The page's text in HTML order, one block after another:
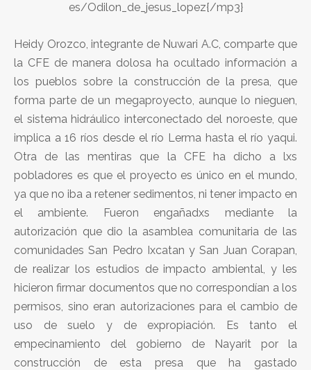
es/Odilon_de_jesus_lopez{/mp3}
Heidy Orozco, integrante de Nuwari A.C, comparte que
la CFE de manera dolosa ha ocultado información a
los pueblos sobre la construcción de la presa, que
forma parte de un megaproyecto, aunque lo nieguen,
el sistema hidráulico interconectado del noroeste, que
implica a 16 ríos desde el río Lerma hasta el río yaqui.
Otra de las mentiras que la CFE ha dicho a lxs
pobladores es que el proyecto es único en el mundo,
ya que no iba a retener sedimentos, ni tener impacto en
el ambiente. Fueron engañadxs mediante la
autorización que dio la asamblea comunitaria de las
comunidades San Pedro Ixcatan y San Juan Corapan,
de realizar los estudios de impacto ambiental, y les
hicieron firmar documentos que no correspondían a los
permisos, sino eran autorizaciones para el cambio de
uso de suelo y de expropiación. Es tanto el
empecinamiento del gobierno de Nayarit por la
construcción de esta presa que ha gastado